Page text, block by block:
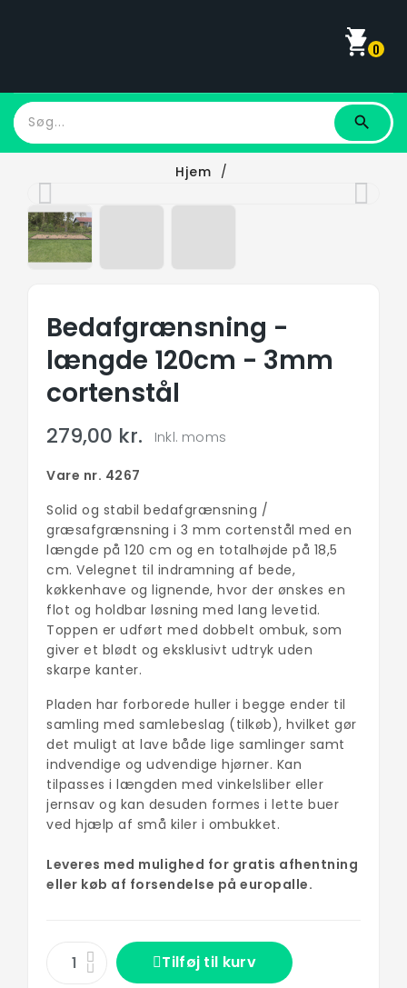
shopping_cart0
Hjem
Bedafgrænsning -
længde 120cm - 3mm
cortenstål
279,00 kr. Inkl. moms
Vare nr. 4267
Solid og stabil bedafgrænsning /
græsafgrænsning i 3 mm cortenstål med en
længde på 120 cm og en totalhøjde på 18,5
cm. Velegnet til indramning af bede,
køkkenhave og lignende, hvor der ønskes en
flot og holdbar løsning med lang levetid.
Toppen er udført med dobbelt ombuk, som
giver et blødt og eksklusivt udtryk uden
skarpe kanter.
Pladen har forborede huller i begge ender til
samling med samlebeslag (tilkøb), hvilket gør
det muligt at lave både lige samlinger samt
indvendige og udvendige hjørner. Kan
tilpasses i længden med vinkelsliber eller
jernsav og kan desuden formes i lette buer
ved hjælp af små kiler i ombukket.
Leveres med mulighed for gratis afhentning
eller køb af forsendelse på europalle.
Tilføj til kurv